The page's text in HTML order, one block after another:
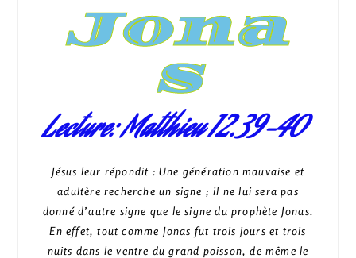
Jona
s
Lecture: Matthieu 12.39-40
Jésus leur répondit : Une génération mauvaise et
adultère recherche un signe ; il ne lui sera pas
donné d’autre signe que le signe du prophète Jonas.
En effet, tout comme Jonas fut trois jours et trois
nuits dans le ventre du grand poisson, de même le